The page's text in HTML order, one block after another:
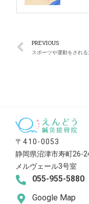
PREVIOUS
スポーツや運動をされ
〒410-0053
静岡県沼津市寿町26-
メルヴェール3号室
055-955-5880
Google Map